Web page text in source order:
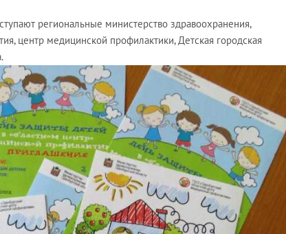
региональные министерство здравоохранения,
центр медицинской профилактики, Детская городская
ГОДОМ